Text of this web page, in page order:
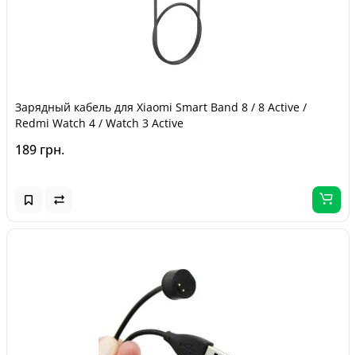
Зарядный кабель для Xiaomi Smart Band 8 / 8 Active /
Redmi Watch 4 / Watch 3 Active
189 грн.